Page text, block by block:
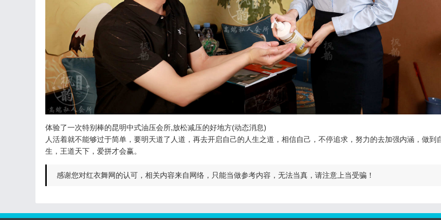
体验了一次特别棒的昆明中式油压会所,放松减压的好地方(动态消息)
人活着就不能够过于简单，要明天道了人道，再去开启自己的人生之道，相信自己，不停追求，努力的去加强内涵，做到
生，王道天下，爱拼才会赢。
感谢您对红衣舞网的认可，相关内容来自网络，只能当做参考内容，无法当真，请注意上当受骗！